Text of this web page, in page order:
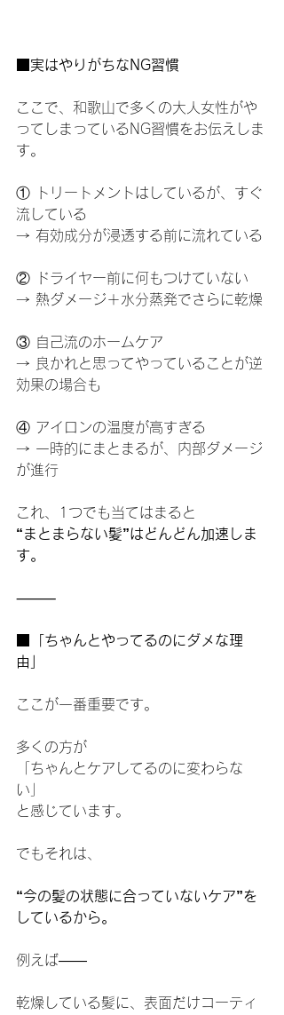
■実はやりがちなNG習慣
ここで、和歌山で多くの大人女性がや
ってしまっているNG習慣をお伝えしま
す。
① トリートメントはしているが、すぐ
流している
→ 有効成分が浸透する前に流れている
② ドライヤー前に何もつけていない
→ 熱ダメージ＋水分蒸発でさらに乾燥
③ 自己流のホームケア
→ 良かれと思ってやっていることが逆
効果の場合も
④ アイロンの温度が高すぎる
→ 一時的にまとまるが、内部ダメージ
が進行
これ、1つでも当てはまると
“まとまらない髪”はどんどん加速しま
す。
⸻
■「ちゃんとやってるのにダメな理
由」
ここが一番重要です。
多くの方が
「ちゃんとケアしてるのに変わらな
い」
と感じています。
でもそれは、
“今の髪の状態に合っていないケア”を
しているから。
例えば——
乾燥している髪に、表面だけコーティ